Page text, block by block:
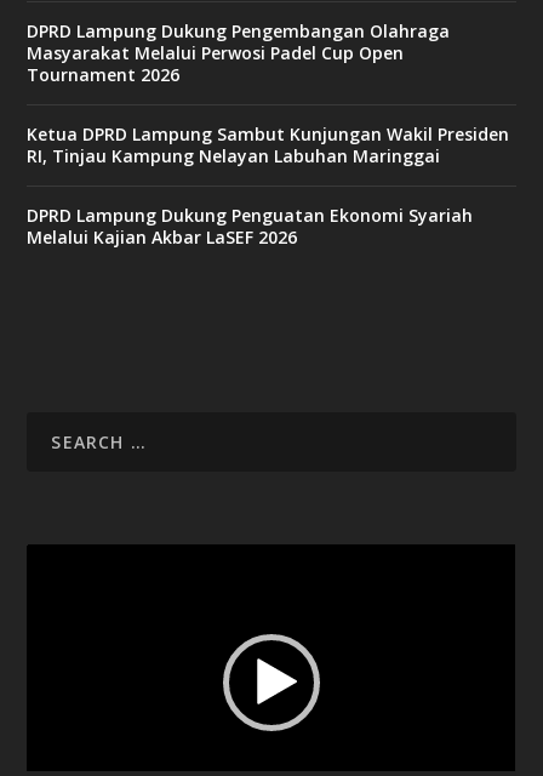
DPRD Lampung Dukung Pengembangan Olahraga
Masyarakat Melalui Perwosi Padel Cup Open
Tournament 2026
Ketua DPRD Lampung Sambut Kunjungan Wakil Presiden
RI, Tinjau Kampung Nelayan Labuhan Maringgai
DPRD Lampung Dukung Penguatan Ekonomi Syariah
Melalui Kajian Akbar LaSEF 2026